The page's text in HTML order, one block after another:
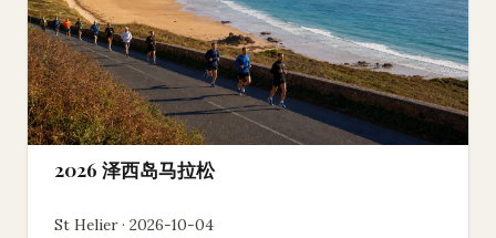
2026 泽西岛马拉松
St Helier · 2026-10-04